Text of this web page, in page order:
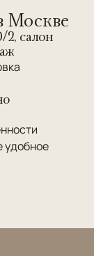
Москве
2, салон
удобное